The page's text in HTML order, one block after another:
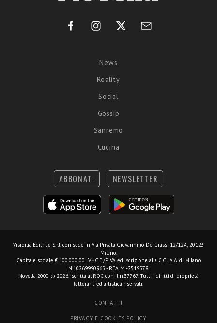
News
Reality
Social
Gossip
Sanremo
Cucina
ABBONATI NEWSLETTER
Visibilia Editrice S.r.l. con sede in Via Privata Giovannino De Grassi 12/12A, 20123
Milano.
Capitale sociale € 100.000,00 I.V. - C.F./P.IVA ed iscrizione alla C.C.I.A.A. di Milano
N.10269990965 - REA MI-2519578.
Novella 2000 © 2026. Iscritta al ROC con il n.37767. Tutti i diritti di proprietà
letteraria ed artistica riservati.
CONTATTI
PRIVACY E COOKIES POLICY